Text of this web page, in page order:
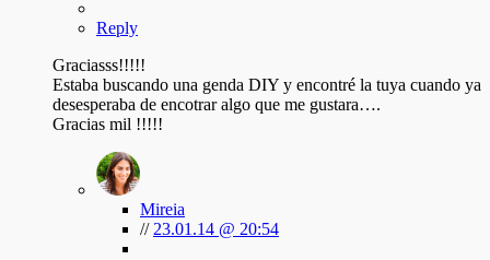
Reply
Graciasss!!!!!
Estaba buscando una genda DIY y encontré la tuya cuando ya
desesperaba de encotrar algo que me gustara….
Gracias mil !!!!!
Mireia
// 23.01.14 @ 20:54